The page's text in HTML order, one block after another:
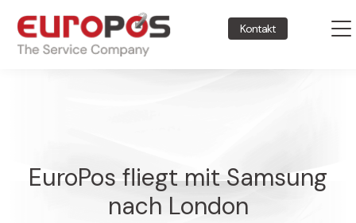
Kontakt
EuroPos fliegt mit Samsung
nach London